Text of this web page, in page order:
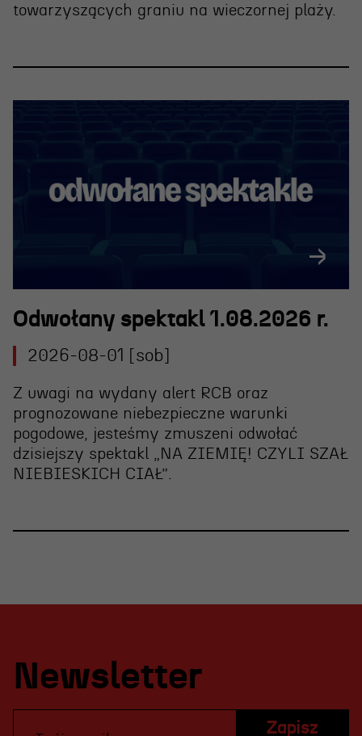
towarzyszących graniu na wieczornej plaży.
Odwołany spektakl 1.08.2026 r.
2026-08-01 [sob]
Z uwagi na wydany alert RCB oraz
prognozowane niebezpieczne warunki
pogodowe, jesteśmy zmuszeni odwołać
dzisiejszy spektakl „NA ZIEMIĘ! CZYLI SZAŁ
NIEBIESKICH CIAŁ”
Newsletter
Zapisz